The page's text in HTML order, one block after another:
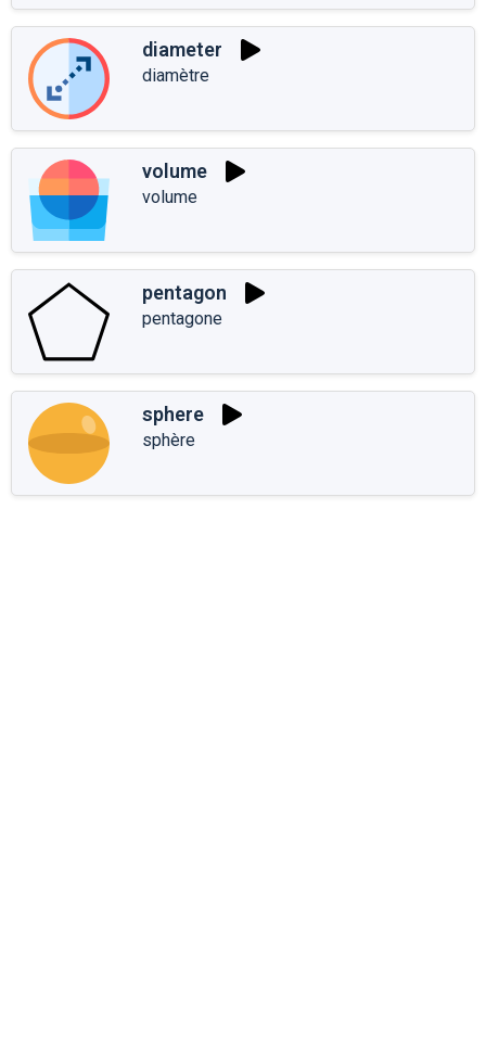
diameter
diamètre
volume
volume
pentagon
pentagone
sphere
sphère